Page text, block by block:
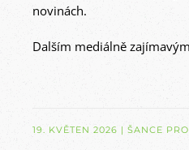
novinách.
Dalším mediálně
19. KVĚTEN 2026 | ŠANCE